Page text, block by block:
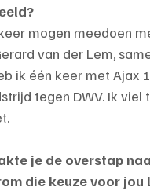
mogen meedoen
van der Lem,
ik één keer met Ajax
tegen DWV. Ik viel
je de overstap
die keuze voor jou